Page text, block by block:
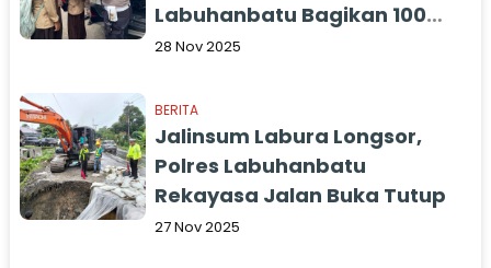
Labuhanbatu Bagikan 100
Nasi Kotak kepada
28 Nov 2025
BERITA
Jalinsum Labura Longsor,
Polres Labuhanbatu
Rekayasa Jalan Buka Tutup
27 Nov 2025